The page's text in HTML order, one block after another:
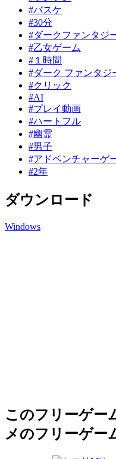
#バスケ
#30分
#ダークファンタジ
#乙女ゲーム
#１時間
#ダーク ファンタジ
#クリック
#AI
#プレイ動画
#ハートフル
#幽霊
#男子
#アドベンチャーゲ
#2年
ダウンロード
Windows
このフリーゲー
メのフリーゲー